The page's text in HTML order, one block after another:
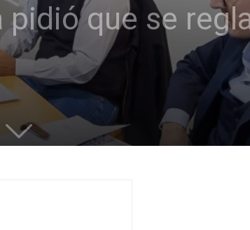
que se